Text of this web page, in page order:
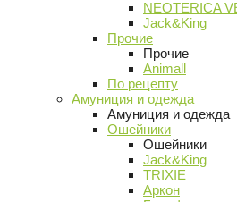
NEOTERICA
Jack&King
Прочие
Прочие
Animall
По рецепту
Амуниция и одежда
Амуниция и одежда
Ошейники
Ошейники
Jack&King
TRIXIE
Аркон